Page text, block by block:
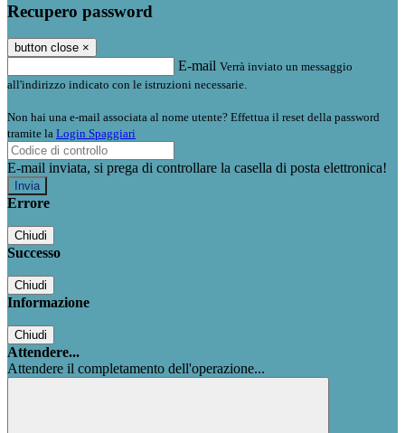
Recupero password
button close ×
E-mail Verrà inviato un messaggio
all'indirizzo indicato con le istruzioni necessarie.
Non hai una e-mail associata al nome utente? Effettua il reset della password
tramite la Login Spaggiari
E-mail inviata, si prega di controllare la casella di posta elettronica!
Errore
Chiudi
Successo
Chiudi
Informazione
Chiudi
Attendere...
Attendere il completamento dell'operazione...